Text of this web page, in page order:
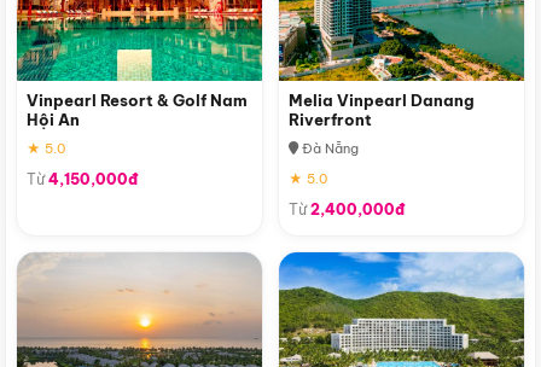
Vinpearl Resort & Golf Nam
Hội An
★ 5.0
Từ4,150,000đ
Melia Vinpearl Danang
Riverfront
Đà Nẵng
★ 5.0
Từ2,400,000đ